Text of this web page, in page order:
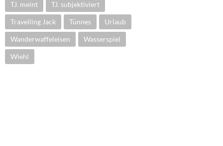
TJ. meint TJ. subjektiviert
Travelling Jack Tünnes Urlaub
Wanderwaffeleisen Wasserspiel
Wiehl